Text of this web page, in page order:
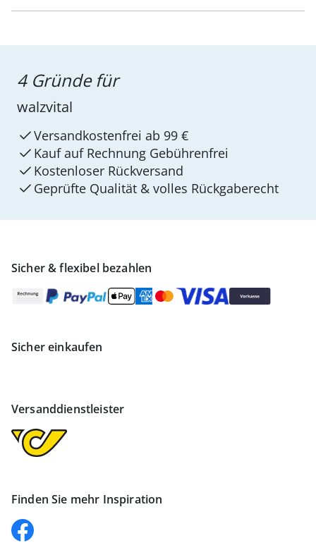
Sicher & flexibel bezahlen
Sicher einkaufen
Versanddienstleister
Finden Sie mehr Inspiration
4 Gründe für
walzvital
Versandkostenfrei ab 99 €
Kauf auf Rechnung Gebührenfrei
Kostenloser Rückversand
Geprüfte Qualität & volles Rückgaberecht